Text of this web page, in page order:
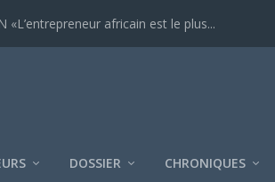
«L’entrepreneur africain est le plus...
DOSSIER CHRONIQUES